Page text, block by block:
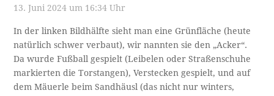
13. Juni 2024 um 16:34 Uhr
In der linken Bildhälfte sieht man eine Grünfläche (heute
natürlich schwer verbaut), wir nannten sie den „Acker“.
Da wurde Fußball gespielt (Leibelen oder Straßenschuhe
markierten die Torstangen), Verstecken gespielt, und auf
dem Mäuerle beim Sandhäusl (das nicht nur winters,